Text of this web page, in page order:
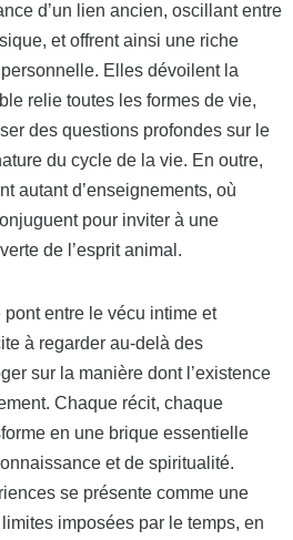
d’un lien ancien, oscillant entre
et offrent ainsi une riche
Elles dévoilent la
relie toutes les formes de vie,
des questions profondes sur le
du cycle de la vie. En outre,
autant d’enseignements, où
pour inviter à une
de l’esprit animal.
entre le vécu intime et
à regarder au-delà des
sur la manière dont l’existence
Chaque récit, chaque
en une brique essentielle
et de spiritualité.
se présente comme une
imposées par le temps, en